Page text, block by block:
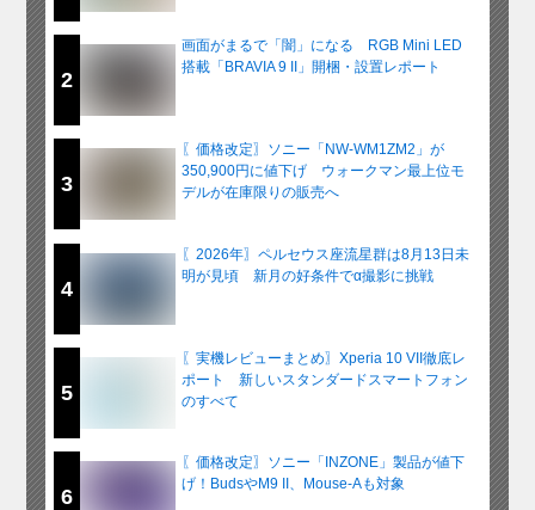
2
画面がまるで「闇」になる RGB Mini LED
搭載「BRAVIA 9 II」開梱・設置レポート
3
〖価格改定〗ソニー「NW-WM1ZM2」が
350,900円に値下げ ウォークマン最上位モ
デルが在庫限りの販売へ
4
〖2026年〗ペルセウス座流星群は8月13日未
明が見頃 新月の好条件でα撮影に挑戦
5
〖実機レビューまとめ〗Xperia 10 VII徹底レ
ポート 新しいスタンダードスマートフォン
のすべて
6
〖価格改定〗ソニー「INZONE」製品が値下
げ！BudsやM9 II、Mouse-Aも対象